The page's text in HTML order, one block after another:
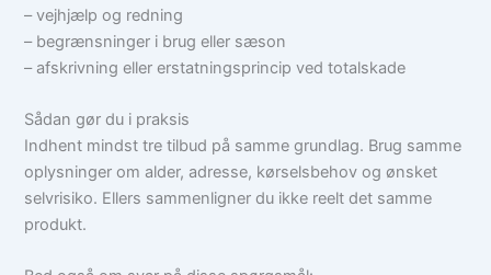
– vejhjælp og redning
– begrænsninger i brug eller sæson
– afskrivning eller erstatningsprincip ved totalskade
Sådan gør du i praksis
Indhent mindst tre tilbud på samme grundlag. Brug samme
oplysninger om alder, adresse, kørselsbehov og ønsket
selvrisiko. Ellers sammenligner du ikke reelt det samme
produkt.